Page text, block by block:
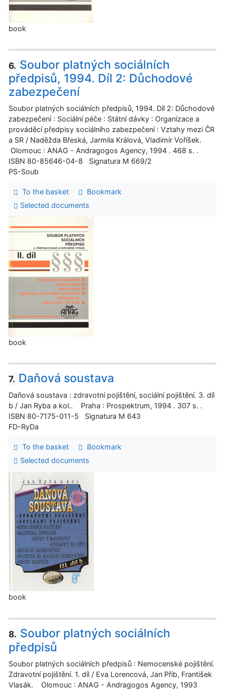
book
6. Soubor platných sociálních
předpisů, 1994. Díl 2: Důchodové
zabezpečení
Soubor platných sociálních předpisů, 1994. Díl 2: Důchodové
zabezpečení : Sociální péče : Státní dávky : Organizace a
prováděcí předpisy sociálního zabezpečení : Vztahy mezi ČR
a SR / Naděžda Břeská, Jarmila Králová, Vladimír Voříšek.
Olomouc : ANAG - Andragogos Agency, 1994 . 468 s. .
ISBN 80-85646-04-8 Signatura M 669/2
PS-Soub
To the basket
Bookmark
Selected documents
book
7. Daňová soustava
Daňová soustava : zdravotní pojištění, sociální pojištění. 3. díl
b / Jan Ryba a kol.. Praha : Prospektrum, 1994 . 307 s. .
ISBN 80-7175-011-5 Signatura M 643
FD-RyDa
To the basket
Bookmark
Selected documents
book
8. Soubor platných sociálních
předpisů
Soubor platných sociálních předpisů : Nemocenské pojištění.
Zdravotní pojištění. 1. díl / Eva Lorencová, Jan Přib, František
Vlasák. Olomouc : ANAG - Andragogos Agency, 1993